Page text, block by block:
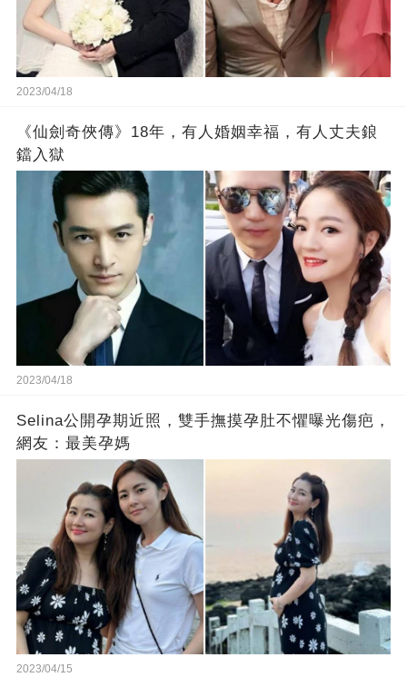
2023/04/18
《仙劍奇俠傳》18年，有人婚姻幸福，有人丈夫鋃
鐺入獄
2023/04/18
Selina公開孕期近照，雙手撫摸孕肚不懼曝光傷疤，
網友：最美孕媽
2023/04/15